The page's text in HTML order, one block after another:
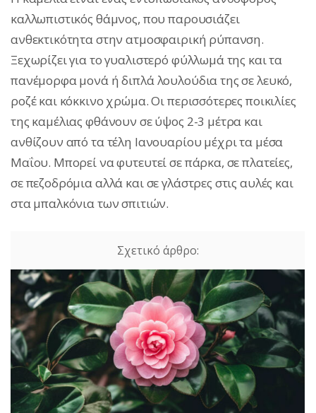
καλλωπιστικός θάμνος, που παρουσιάζει
ανθεκτικότητα στην ατμοσφαιρική ρύπανση.
Ξεχωρίζει για το γυαλιστερό φύλλωμά της και τα
πανέμορφα μονά ή διπλά λουλούδια της σε λευκό,
ροζέ και κόκκινο χρώμα. Οι περισσότερες ποικιλίες
της καμέλιας φθάνουν σε ύψος 2-3 μέτρα και
ανθίζουν από τα τέλη Ιανουαρίου μέχρι τα μέσα
Μαΐου. Μπορεί να φυτευτεί σε πάρκα, σε πλατείες,
σε πεζοδρόμια αλλά και σε γλάστρες στις αυλές και
στα μπαλκόνια των σπιτιών.